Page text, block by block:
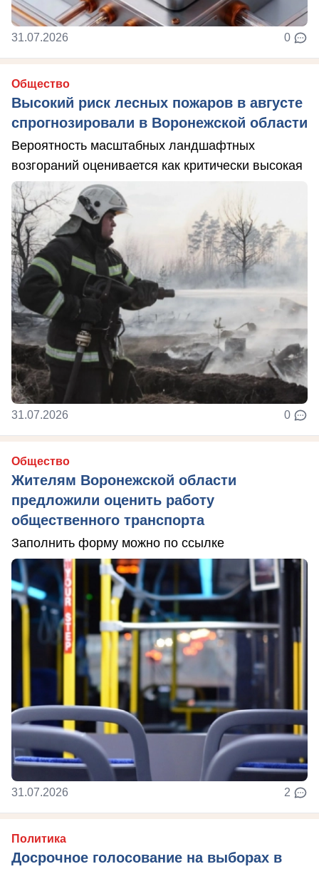
31.07.2026 0
Общество
Высокий риск лесных пожаров в августе
спрогнозировали в Воронежской области
Вероятность масштабных ландшафтных
возгораний оценивается как критически высокая
31.07.2026 0
Общество
Жителям Воронежской области
предложили оценить работу
общественного транспорта
Заполнить форму можно по ссылке
31.07.2026 2
Политика
Досрочное голосование на выборах в